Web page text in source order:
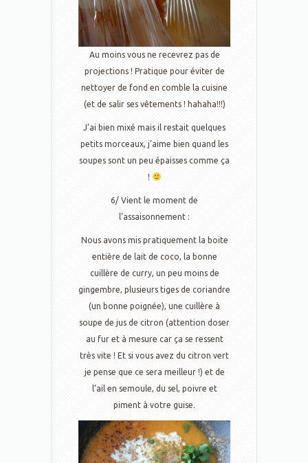
Au moins vous ne recevrez pas de
projections ! Pratique pour éviter de
nettoyer de fond en comble la cuisine
(et de salir ses vêtements ! hahaha!!!)
J’ai bien mixé mais il restait quelques
petits morceaux, j’aime bien quand les
soupes sont un peu épaisses comme ça
!
6/ Vient le moment de
l’assaisonnement :
Nous avons mis pratiquement la boite
entière de lait de coco, la bonne
cuillère de curry, un peu moins de
gingembre, plusieurs tiges de coriandre
(un bonne poignée), une cuillère à
soupe de jus de citron (attention doser
au fur et à mesure car ça se ressent
très vite ! Et si vous avez du citron vert
je pense que ce sera meilleur !) et de
l’ail en semoule, du sel, poivre et
piment à votre guise.